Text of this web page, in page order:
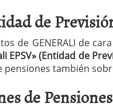
de
de GENERALI de
EPSV» (Entidad de
pensiones también
de